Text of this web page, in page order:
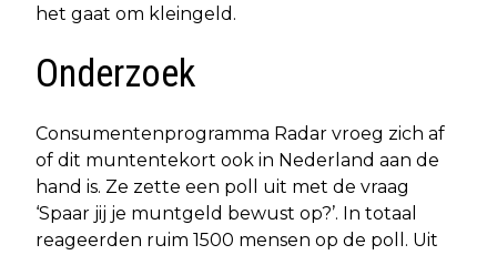
het gaat om kleingeld.
Onderzoek
Consumentenprogramma Radar vroeg zich af
of dit muntentekort ook in Nederland aan de
hand is. Ze zette een poll uit met de vraag
‘Spaar jij je muntgeld bewust op?’. In totaal
reageerden ruim 1500 mensen op de poll. Uit